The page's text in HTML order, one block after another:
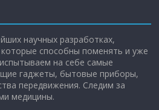
научных разработках,
которые способны поменять и уже
на себе самые
гаджеты, бытовые приборы,
передвижения. Следим за
медицины.